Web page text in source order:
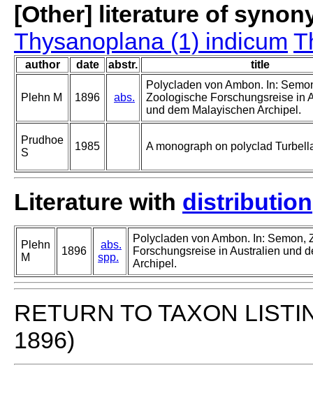
[Other] literature of
Thysanoplana (1) indicum
author date abstr. title
Plehn M 1896 abs.
Polycladen von Ambon. In:
Zoologische Forschungsreise in
und dem Malayischen Archipel.
Prudhoe
S
1985 A monograph on polyclad
Literature with distribution
Plehn
M
1896
abs.
spp.
Polycladen von Ambon. In: Semon,
Forschungsreise in Australien und
Archipel.
RETURN TO TAXON
1896)